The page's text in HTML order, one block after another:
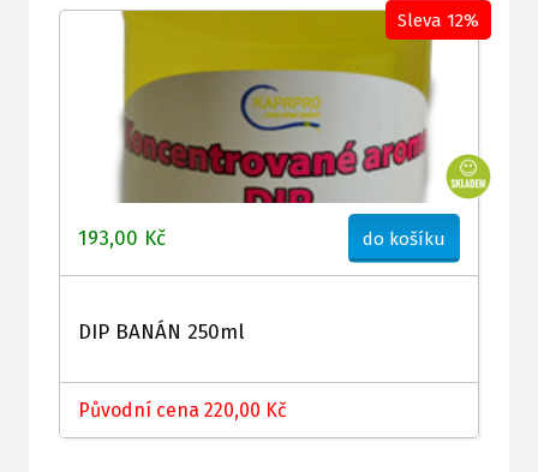
193,00 Kč do košíku
DIP BANÁN 250ml
Původní cena 220,00 Kč
Sleva 12%